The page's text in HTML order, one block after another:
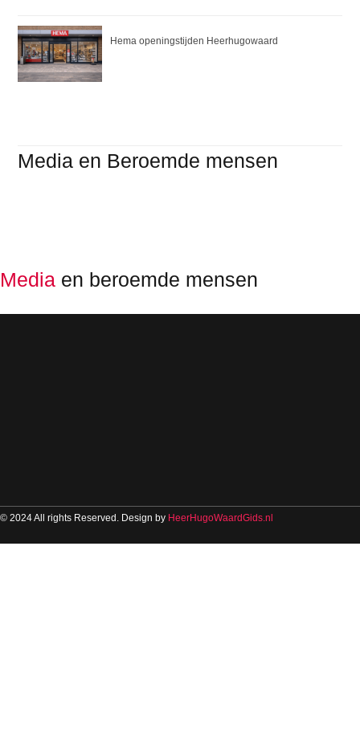
Hema openingstijden Heerhugowaard
Media en Beroemde mensen
Media en beroemde mensen
© 2024 All rights Reserved. Design by HeerHugoWaardGids.nl